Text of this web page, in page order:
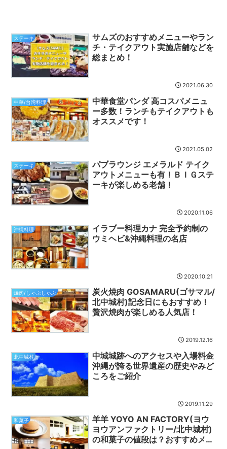
ステーキ
サムズのおすすめメニューやラン
チ・テイクアウト実施店舗などを
総まとめ！
2021.06.30
中華/台湾料理
中華食堂パンダ 高コスパメニュ
ー多数！ランチもテイクアウトも
オススメです！
2021.05.02
ステーキ
パブラウンジ エメラルド テイク
アウトメニューも有！ＢＩＧステ
ーキが楽しめる老舗！
2020.11.06
沖縄料理
イラブー料理カナ 完全予約制の
ウミヘビ&沖縄料理の名店
2020.10.21
焼肉/しゃぶしゃぶ
炭火焼肉 GOSAMARU(ゴサマル/
北中城村)記念日にもおすすめ！
贅沢焼肉が楽しめる人気店！
2019.12.16
北中城村
中城城跡へのアクセスや入場料金
沖縄が誇る世界遺産の歴史やみど
ころをご紹介
2019.11.29
和菓子
羊羊 YOYO AN FACTORY(ヨウ
ヨウアンファクトリー/北中城村)
の和菓子の値段は？おすすめメニ